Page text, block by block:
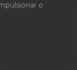
o